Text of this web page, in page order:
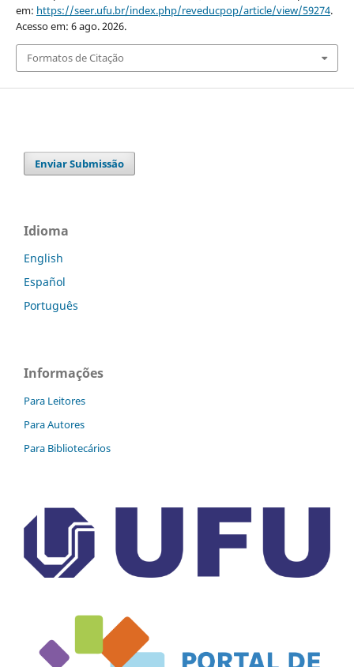
em: https://seer.ufu.br/index.php/reveducpop/article/view/59274.
Acesso em: 6 ago. 2026.
Formatos de Citação
Enviar Submissão
Idioma
English
Español
Português
Informações
Para Leitores
Para Autores
Para Bibliotecários